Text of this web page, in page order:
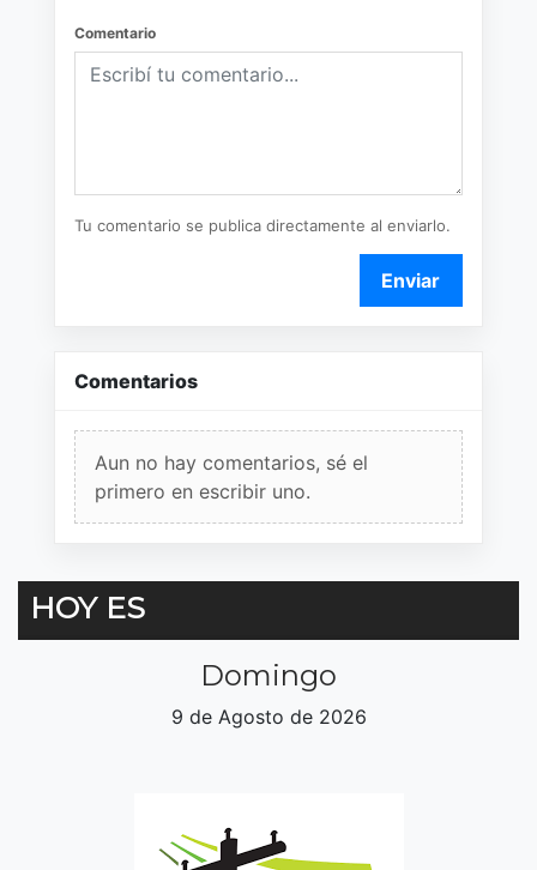
Comentario
Tu comentario se publica directamente al enviarlo.
Enviar
Comentarios
Aun no hay comentarios, sé el
primero en escribir uno.
HOY ES
Domingo
9 de Agosto de 2026